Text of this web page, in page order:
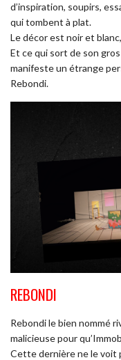
d’inspiration, soupirs,
qui tombent à plat.
Le décor est noir et
Et ce qui sort de son
manifeste un étrange
Rebondi.
REBONDI
Rebondi le bien nommé
malicieuse pour
Cette dernière ne le voit